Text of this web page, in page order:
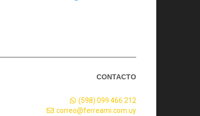
CONTACTO
(598) 099 466 212
correo@ferreami.com.uy